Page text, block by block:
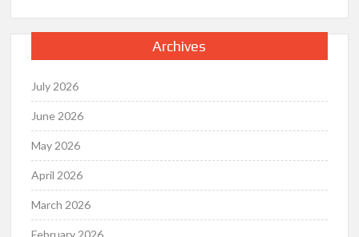
Archives
July 2026
June 2026
May 2026
April 2026
March 2026
February 2026